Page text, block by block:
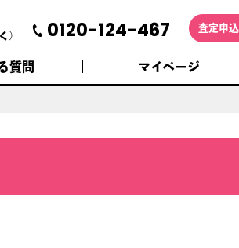
)
0120-124-467 査定申込
質問 マイページ